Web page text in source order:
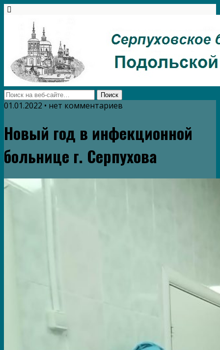
01.01.2022 • нет комментариев
Новый год в инфекционной
больнице г. Серпухова